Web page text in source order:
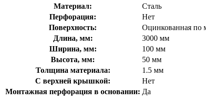
Материал:
Сталь
Перфорация:
Нет
Поверхность:
Оцинкованная по
Длина, мм:
3000 мм
Ширина, мм:
100 мм
Высота, мм:
50 мм
Толщина материала:
1.5 мм
С верхней крышкой:
Нет
Монтажная перфорация в основании: Да